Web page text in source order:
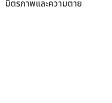
มิตรภาพและความตาย